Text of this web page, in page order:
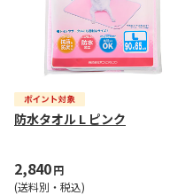
防水タオル L ピンク
2,840円
(送料別・税込)